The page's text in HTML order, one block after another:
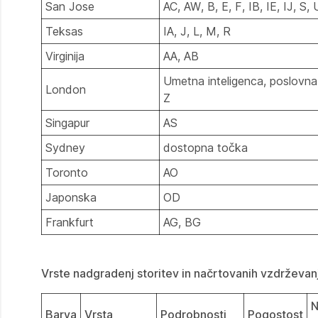
San Jose
AC, AW, B, E, F, IB, IE, IJ, S,
Teksas
IA, J, L, M, R
Virginija
AA, AB
London
Umetna inteligenca,
Z
Singapur
AS
Sydney
dostopna točka
Toronto
AO
Japonska
OD
Frankfurt
AG, BG
Vrste nadgradenj storitev in načrtovanih
Barva Vrsta Podrobnosti Pogostost